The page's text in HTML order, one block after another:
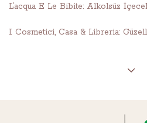
L’acqua E Le Bibite: Alkolsüz
I Cosmetici, Casa & Libreria: